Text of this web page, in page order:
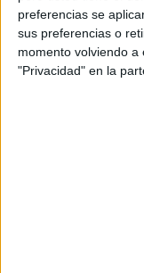
preferencias se
sus preferencias o
momento volviendo a
"Privacidad" en la